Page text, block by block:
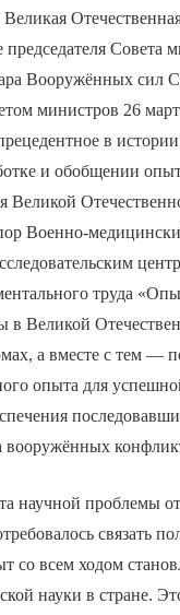
Великая
Совета
Вооружённых сил
министров 26
в
и обобщении
Великой
Военно-
труда
в Великой
а вместе с тем —
опыта для
вооружённых
научной проблемы
связать
со всем ходом
науки в стране.